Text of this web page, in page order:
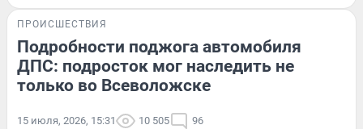
ПРОИСШЕСТВИЯ
Подробности поджога автомобиля
ДПС: подросток мог наследить не
только во Всеволожске
15 июля, 2026, 15:31 10 505 96